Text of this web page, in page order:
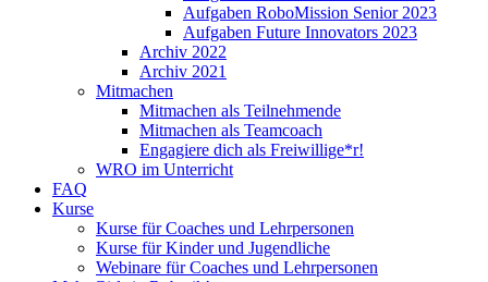
Aufgaben RoboMission Senior 2023
Aufgaben Future Innovators 2023
Archiv 2022
Archiv 2021
Mitmachen
Mitmachen als Teilnehmende
Mitmachen als Teamcoach
Engagiere dich als Freiwillige*r!
WRO im Unterricht
FAQ
Kurse
Kurse für Coaches und Lehrpersonen
Kurse für Kinder und Jugendliche
Webinare für Coaches und Lehrpersonen